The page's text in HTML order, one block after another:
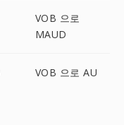
VOB 으로
MAUD
VOB 으로 AU